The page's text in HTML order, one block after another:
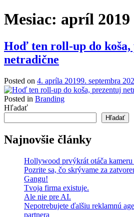
Mesiac: apríl 2019
Hoď ten roll-up do koša,
netradične
Posted on 4. apríla 20199. septembra
Posted in Branding
Hľadať
Hľadať
Najnovšie články
Hollywood prvýkrát otáča kameru
Pozrite sa, čo skrývame za
Gangu!
Tvoja firma existuje.
Ale nie pre AI.
Nepotrebujete ďalšiu reklamnú
partnera